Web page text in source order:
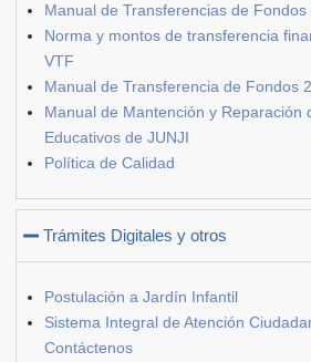
Manual de Transferencias de
Norma y montos de transferencia
VTF
Manual de Transferencia de Fondos
Manual de Mantención y Reparación
Educativos de JUNJI
Política de Calidad
Trámites Digitales y otros
Postulación a Jardín Infantil
Sistema Integral de Atención
Contáctenos